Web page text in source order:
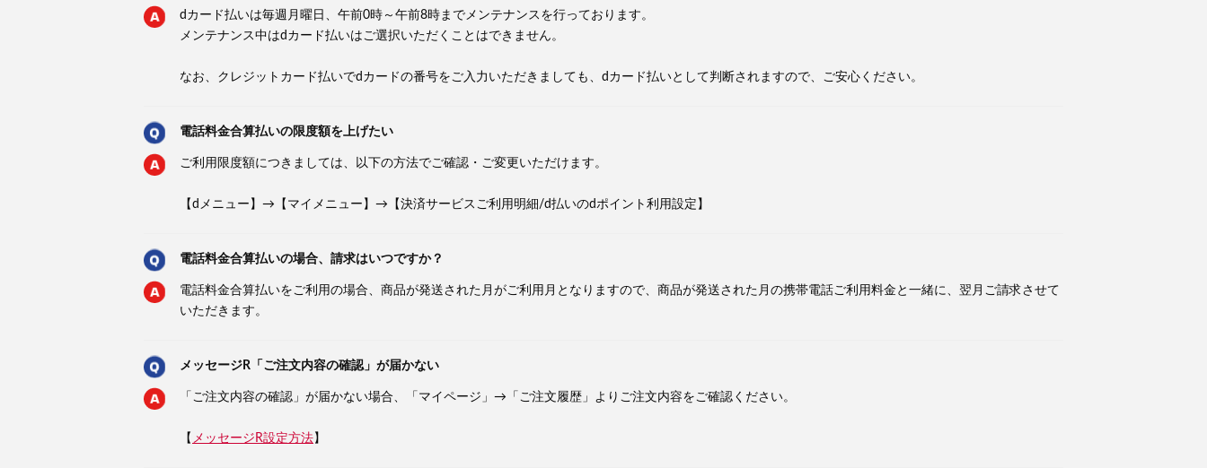
dカード払いは毎週月曜日、午前0時～午前8時までメンテナンスを行っております。
メンテナンス中はdカード払いはご選択いただくことはできません。
なお、クレジットカード払いでdカードの番号をご入力いただきましても、dカード払いとして判断されますので、ご安心ください。
電話料金合算払いの限度額を上げたい
ご利用限度額につきましては、以下の方法でご確認・ご変更いただけます。
【dメニュー】→【マイメニュー】→【決済サービスご利用明細/d払いのdポイント利用設定】
電話料金合算払いの場合、請求はいつですか？
電話料金合算払いをご利用の場合、商品が発送された月がご利用月となりますので、商品が発送された月の携帯電話ご利用料金と一緒に、翌月ご請求させて
いただきます。
メッセージR「ご注文内容の確認」が届かない
「ご注文内容の確認」が届かない場合、「マイページ」→「ご注文履歴」よりご注文内容をご確認ください。
【 メッセージR設定方法】